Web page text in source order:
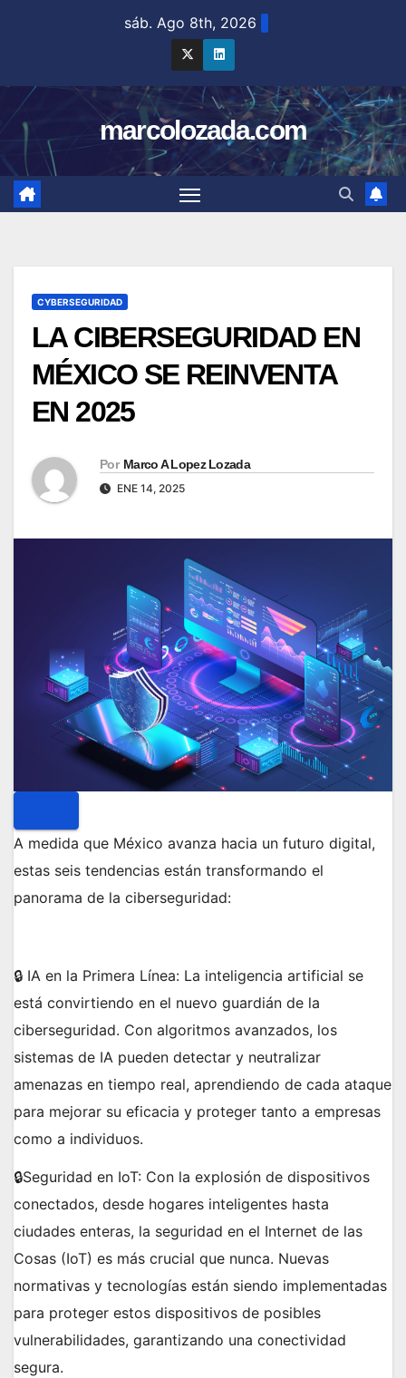
sáb. Ago 8th, 2026
marcolozada.com
CYBERSEGURIDAD
LA CIBERSEGURIDAD EN
MÉXICO SE REINVENTA
EN 2025
Por Marco A Lopez Lozada
ENE 14, 2025
A medida que México avanza hacia un futuro digital,
estas seis tendencias están transformando el
panorama de la ciberseguridad:
🔒 IA en la Primera Línea: La inteligencia artificial se
está convirtiendo en el nuevo guardián de la
ciberseguridad. Con algoritmos avanzados, los
sistemas de IA pueden detectar y neutralizar
amenazas en tiempo real, aprendiendo de cada ataque
para mejorar su eficacia y proteger tanto a empresas
como a individuos.
🔒Seguridad en IoT: Con la explosión de dispositivos
conectados, desde hogares inteligentes hasta
ciudades enteras, la seguridad en el Internet de las
Cosas (IoT) es más crucial que nunca. Nuevas
normativas y tecnologías están siendo implementadas
para proteger estos dispositivos de posibles
vulnerabilidades, garantizando una conectividad
segura.